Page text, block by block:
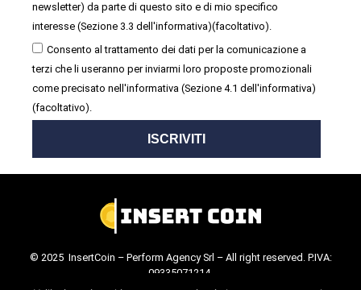
newsletter) da parte di questo sito e di mio specifico
interesse (Sezione 3.3 dell'informativa)(facoltativo).
Consento al trattamento dei dati per la comunicazione a
terzi che li useranno per inviarmi loro proposte promozionali
come precisato nell'informativa (Sezione 4.1 dell'informativa)
(facoltativo).
ISCRIVITI
© 2025 InsertCoin – Perform Agency Srl – All right reserved. P.IVA:
09335071214.